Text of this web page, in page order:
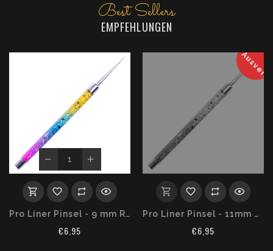
Best Sellers
EMPFEHLUNGEN
Pro Liner Pinsel - 9 mm REGENBOGEN
€6,95
Pro Liner Pinsel - 11mm REGENBOGEN
€6,95